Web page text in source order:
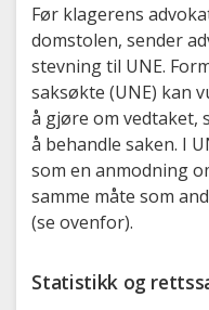
Før klagerens
domstolen, sender
stevning til UNE.
saksøkte (UNE) kan
å gjøre om vedtaket,
å behandle saken. I
som en anmodning
samme måte som
(se ovenfor).
Statistikk og